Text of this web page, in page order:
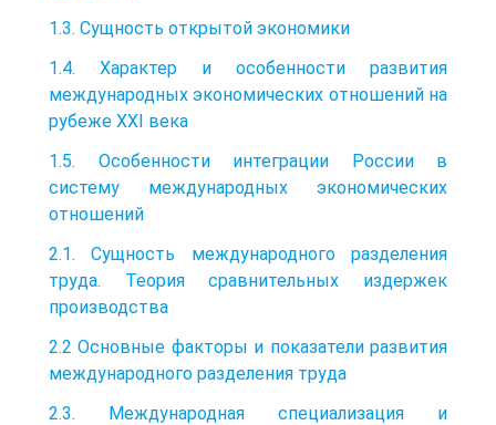
1.3. Сущность открытой экономики
1.4. Характер и особенности развития
международных экономических отношений на
рубеже XXI века
1.5. Особенности интеграции России в
систему международных экономических
отношений
2.1. Сущность международного разделения
труда. Теория сравнительных издержек
производства
2.2 Основные факторы и показатели развития
международного разделения труда
2.3. Международная специализация и